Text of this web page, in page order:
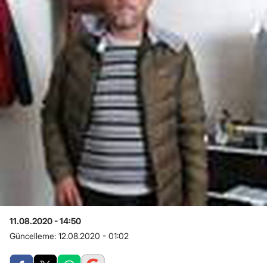
11.08.2020 - 14:50
Güncelleme: 12.08.2020 - 01:02